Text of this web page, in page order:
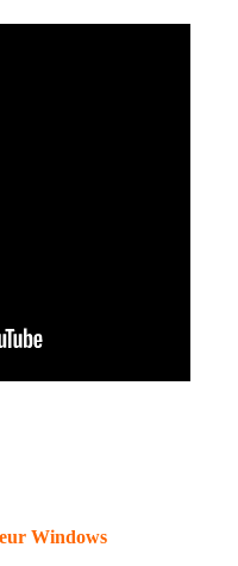
Windows